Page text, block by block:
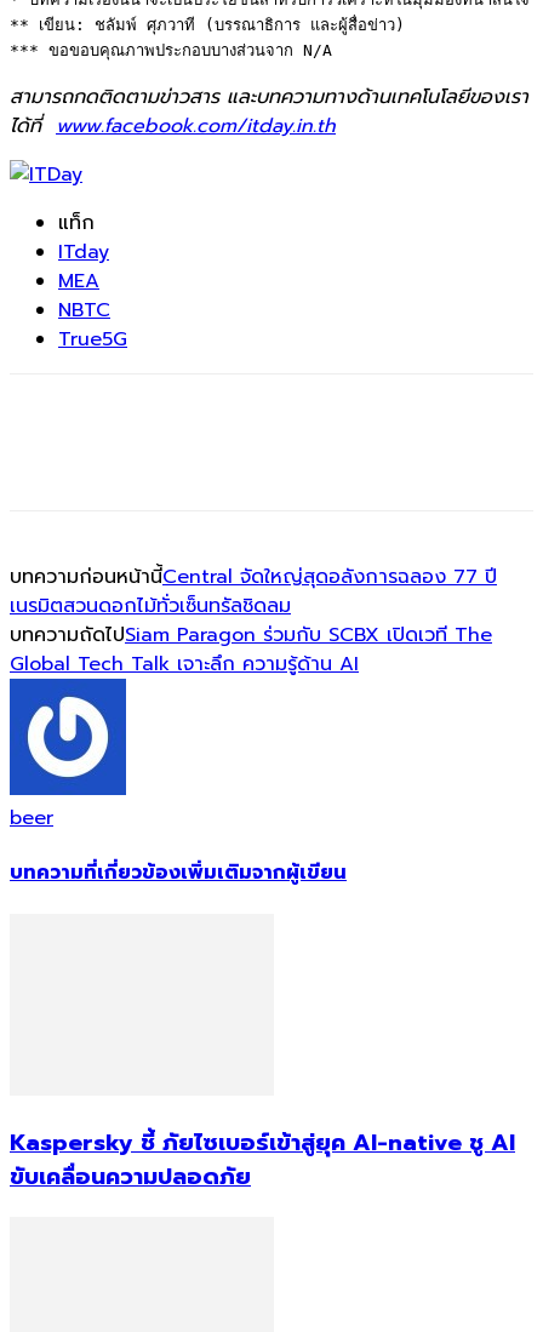
** เขียน: ชลัมพ์ ศุภวาที (บรรณาธิการ และผู้สื่อข่าว)
*** ขอขอบคุณภาพประกอบบางส่วนจาก N/A
สามารถกดติดตามข่าวสาร และบทความทางด้านเทคโนโลยีของเรา
ได้ที่ www.facebook.com/itday.in.th
แท็ก
ITday
MEA
NBTC
True5G
บทความก่อนหน้านี้Central จัดใหญ่สุดอลังการฉลอง 77 ปี
เนรมิตสวนดอกไม้ทั่วเซ็นทรัลชิดลม
บทความถัดไปSiam Paragon ร่วมกับ SCBX เปิดเวที The
Global Tech Talk เจาะลึก ความรู้ด้าน AI
beer
บทความที่เกี่ยวข้องเพิ่มเติมจากผู้เขียน
Kaspersky ชี้ ภัยไซเบอร์เข้าสู่ยุค AI-native ชู AI
ขับเคลื่อนความปลอดภัย